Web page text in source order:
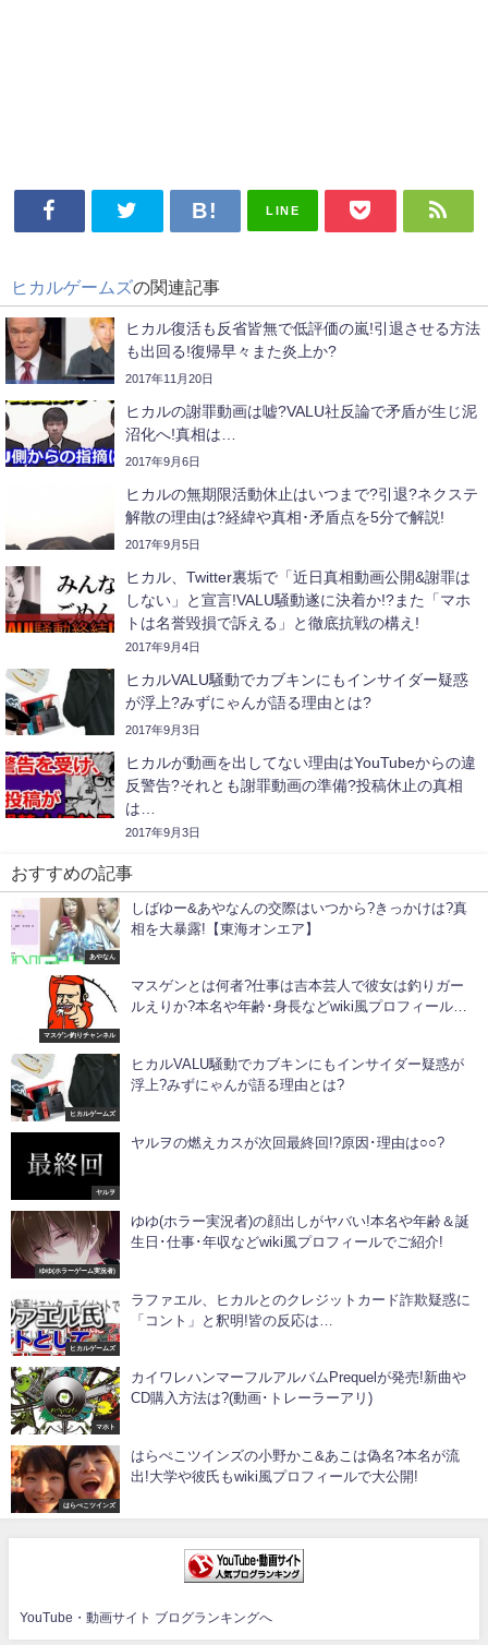
LINE
ヒカルゲームズの関連記事
ヒカル復活も反省皆無で低評価の嵐!引退させる方法
も出回る!復帰早々また炎上か?
2017年11月20日
ヒカルの謝罪動画は嘘?VALU社反論で矛盾が生じ泥
沼化へ!真相は…
2017年9月6日
ヒカルの無期限活動休止はいつまで?引退?ネクステ
解散の理由は?経緯や真相･矛盾点を5分で解説!
2017年9月5日
ヒカル、Twitter裏垢で「近日真相動画公開&謝罪は
しない」と宣言!VALU騒動遂に決着か!?また「マホ
トは名誉毀損で訴える」と徹底抗戦の構え!
2017年9月4日
ヒカルVALU騒動でカブキンにもインサイダー疑惑
が浮上?みずにゃんが語る理由とは?
2017年9月3日
ヒカルが動画を出してない理由はYouTubeからの違
反警告?それとも謝罪動画の準備?投稿休止の真相
は…
2017年9月3日
おすすめの記事
あやなん
しばゆー&あやなんの交際はいつから?きっかけは?真
相を大暴露!【東海オンエア】
マスゲン釣りチャンネル
マスゲンとは何者?仕事は吉本芸人で彼女は釣りガー
ルえりか?本名や年齢･身長などwiki風プロフィールで
ヒカルゲームズ
ヒカルVALU騒動でカブキンにもインサイダー疑惑が
浮上?みずにゃんが語る理由とは?
ヤルヲ
ヤルヲの燃えカスが次回最終回!?原因･理由は○○?
ゆゆ(ホラーゲーム実況者)
ゆゆ(ホラー実況者)の顔出しがヤバい!本名や年齢＆誕
生日･仕事･年収などwiki風プロフィールでご紹介!
ヒカルゲームズ
ラファエル、ヒカルとのクレジットカード詐欺疑惑に
「コント」と釈明!皆の反応は…
マホト
カイワレハンマーフルアルバムPrequelが発売!新曲や
CD購入方法は?(動画･トレーラーアリ)
はらぺこツインズ
はらぺこツインズの小野かこ&あこは偽名?本名が流
出!大学や彼氏もwiki風プロフィールで大公開!
YouTube・動画サイト ブログランキングへ